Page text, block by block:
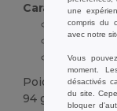
Paille
Ruban
Dessin
Poids
94 g.
une
compris du
avec notre
Vous
moment.
désactivés
du site.
bloquer